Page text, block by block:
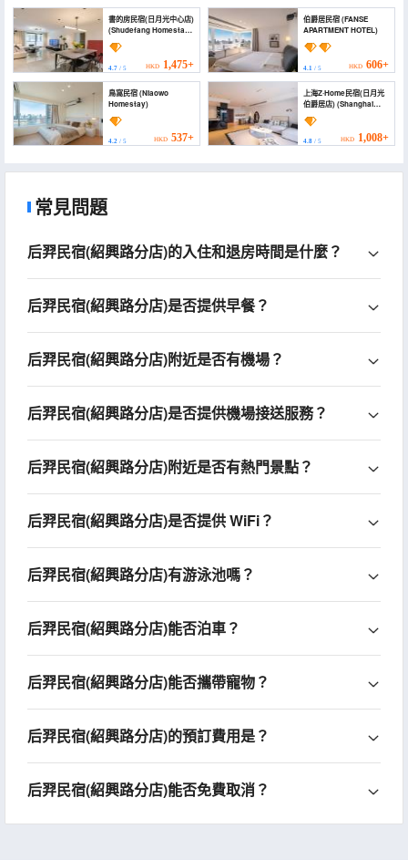
書的房民宿(日月光中心店)
(Shudefang Homestay
(Riyueguang
Zhongxin))
4.7 / 5 HKD 1,475+
伯爵居民宿 (FANSE
APARTMENT HOTEL)
4.1/ 5 HKD 606+
鳥窩民宿 (Niaowo
Homestay)
4.2 / 5 HKD 537+
上海Z·Home民宿(日月光
伯爵居店) (Shanghai
Z·Home Homestay
(Riyueguang Earl
Residence))
4.8/ 5 HKD 1,008+
常見問題
后羿民宿(紹興路分店)的入住和退房時間是什麼？
后羿民宿(紹興路分店)是否提供早餐？
后羿民宿(紹興路分店)附近是否有機場？
后羿民宿(紹興路分店)是否提供機場接送服務？
后羿民宿(紹興路分店)附近是否有熱門景點？
后羿民宿(紹興路分店)是否提供 WiFi？
后羿民宿(紹興路分店)有游泳池嗎？
后羿民宿(紹興路分店)能否泊車？
后羿民宿(紹興路分店)能否攜帶寵物？
后羿民宿(紹興路分店)的預訂費用是？
后羿民宿(紹興路分店)能否免費取消？